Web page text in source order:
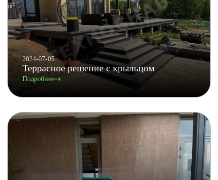
2024-07-05
Террасное решение с крыльцом
Подробнее